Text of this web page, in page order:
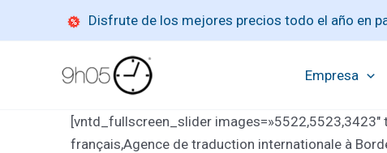
Disfrute de los mejores precios todo el año en
Empresa
[vntd_fullscreen_slider
français,Agence de traduction internationale à